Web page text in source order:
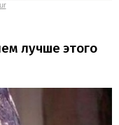
лучше этого